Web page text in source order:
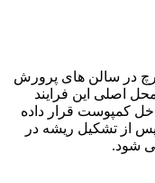
در سالن های پرورش
اصلی این فرایند
کمپوست قرار داده
از تشکیل ریشه در
شود.